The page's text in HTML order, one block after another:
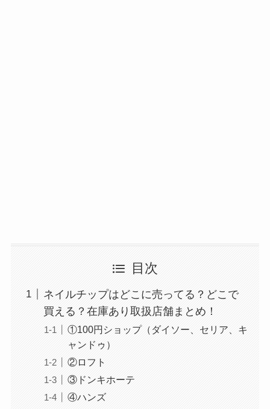
ガツンと杏仁豆腐はどこに売ってる？販売終了で
再販はある？
目次
ネイルチップはどこに売ってる？どこで
買える？在庫あり取扱店舗まとめ！
①100円ショップ（ダイソー、セリア、キ
ャンドゥ）
②ロフト
③ドンキホーテ
④ハンズ